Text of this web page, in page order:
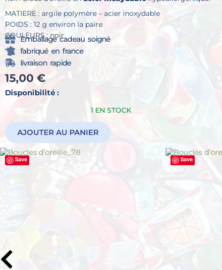
MATIERE : argile polymère – acier inoxydable
POIDS : 12 g environ la paire
COULEURS : noir
Emballage cadeau soigné
fabriqué en france
livraison rapide
15,00€
Disponibilité :
1 EN STOCK
quantité
d’oreille_52
AJOUTER AU PANIER
Save Save